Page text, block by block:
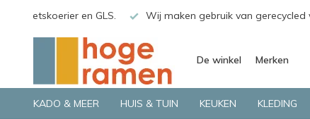
Fietskoerier en GLS. Wij maken gebruik van
De winkel Merken
KADO & MEER HUIS & TUIN KEUKEN KLEDING